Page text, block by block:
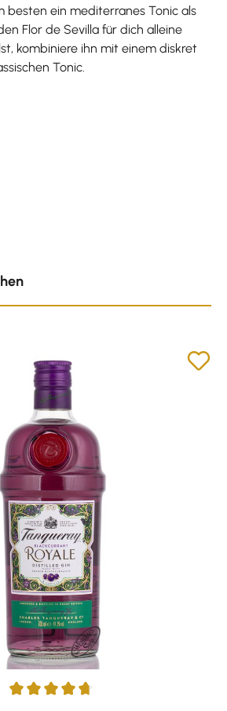
besten ein mediterranes Tonic als
Flor de Sevilla für dich alleine
kombiniere ihn mit einem diskret
Tonic.